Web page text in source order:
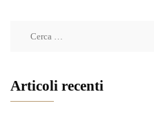
Articoli recenti